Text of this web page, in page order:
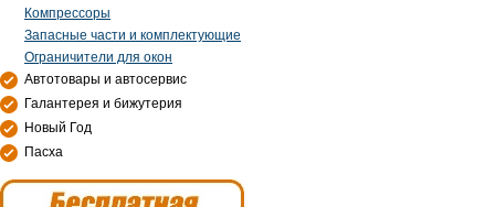
Компрессоры
Запасные части и комплектующие
Ограничители для окон
Автотовары и автосервис
Галантерея и бижутерия
Новый Год
Пасха